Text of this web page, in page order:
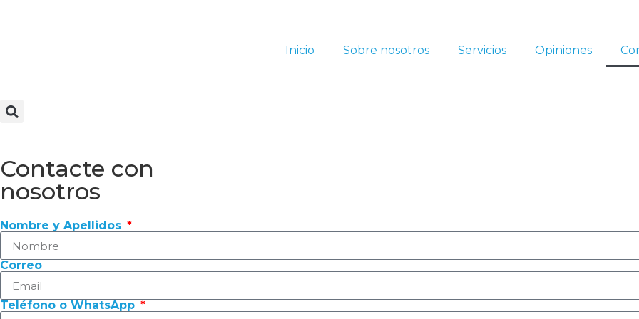
Inicio Sobre nosotros Servicios Opiniones
Contacte con
nosotros
Nombre y Apellidos
Correo
Teléfono o WhatsApp